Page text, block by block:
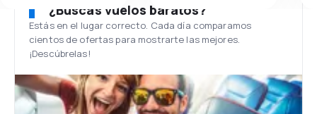
¿Buscas vuelos baratos?
Estás en el lugar correcto. Cada día comparamos
cientos de ofertas para mostrarte las mejores.
¡Descúbrelas!